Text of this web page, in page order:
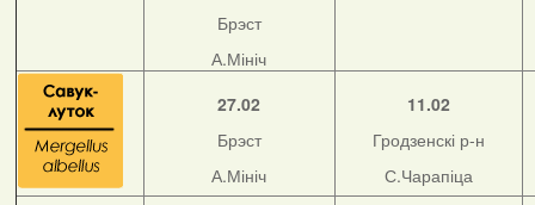
Брэст
А.Мініч
27.02
Брэст
А.Мініч
11.02
Гродзенскі р-н
С.Чарапіца